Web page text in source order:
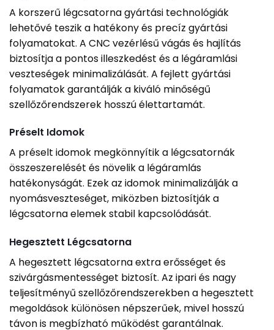
A korszerű légcsatorna gyártási technológiák
lehetővé teszik a hatékony és precíz gyártási
folyamatokat. A CNC vezérlésű vágás és hajlítás
biztosítja a pontos illeszkedést és a légáramlási
veszteségek minimalizálását. A fejlett gyártási
folyamatok garantálják a kiváló minőségű
szellőzőrendszerek hosszú élettartamát.
Préselt Idomok
A préselt idomok megkönnyítik a légcsatornák
összeszerelését és növelik a légáramlás
hatékonyságát. Ezek az idomok minimalizálják a
nyomásveszteséget, miközben biztosítják a
légcsatorna elemek stabil kapcsolódását.
Hegesztett Légcsatorna
A hegesztett légcsatorna extra erősséget és
szivárgásmentességet biztosít. Az ipari és nagy
teljesítményű szellőzőrendszerekben a hegesztett
megoldások különösen népszerűek, mivel hosszú
távon is megbízható működést garantálnak.